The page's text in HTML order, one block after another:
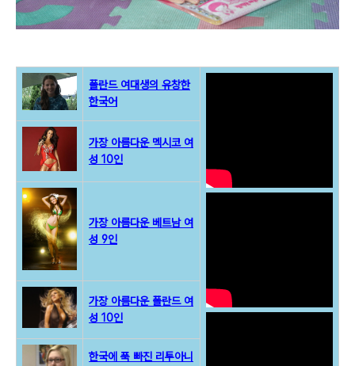
폴란드 여대생의 유창한
한국어
가장 아름다운 멕시코 여
성 10인
가장 아름다운 베트남 여
성 9인
가장 아름다운 폴란드 여
성 10인
한국에 푹 빠진 리투아니